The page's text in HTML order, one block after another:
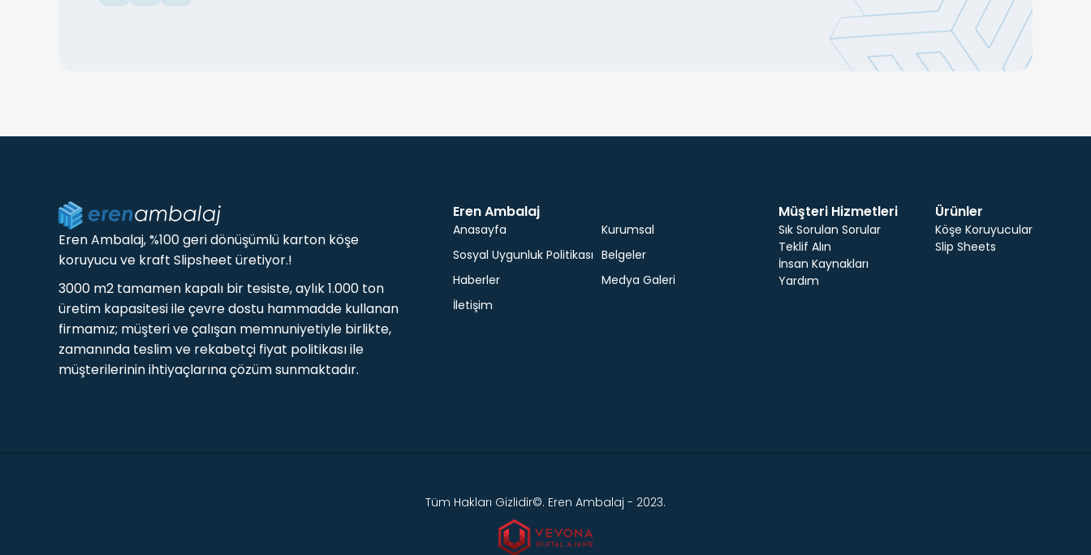
Eren Ambalaj, %100 geri dönüşümlü karton köşe
koruyucu ve kraft Slipsheet üretiyor.!
3000 m2 tamamen kapalı bir tesiste, aylık 1.000 ton
üretim kapasitesi ile çevre dostu hammadde kullanan
firmamız; müşteri ve çalışan memnuniyetiyle birlikte,
zamanında teslim ve rekabetçi fiyat politikası ile
müşterilerinin ihtiyaçlarına çözüm sunmaktadır.
Eren Ambalaj
Anasayfa
Kurumsal
Sosyal Uygunluk Politikası Belgeler
Haberler
Medya Galeri
İletişim
Müşteri Hizmetleri
Sık Sorulan Sorular
Teklif Alın
İnsan Kaynakları
Yardım
Ürünler
Köşe Koruyucular
Slip Sheets
Tüm Hakları Gizlidir©. Eren Ambalaj - 2023.